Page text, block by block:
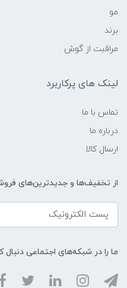
مو
برند
مراقبت از گوش
لینک های پرکاربرد
تماس با ما
درباره ما
ارسال کالا
از تخفیف‌ها و جدیدترین‌های
ما را در شبکه‌های اجتماعی دنبال